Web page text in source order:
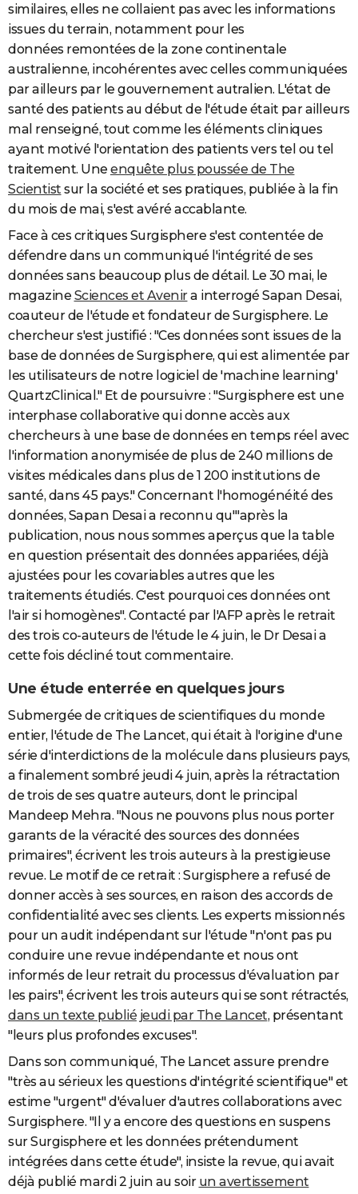
similaires, elles ne collaient pas avec les informations
issues du terrain, notamment pour les
données remontées de la zone continentale
australienne, incohérentes avec celles communiquées
par ailleurs par le gouvernement autralien. L'état de
santé des patients au début de l'étude était par ailleurs
mal renseigné, tout comme les éléments cliniques
ayant motivé l'orientation des patients vers tel ou tel
traitement. Une enquête plus poussée de The
Scientist sur la société et ses pratiques, publiée à la fin
du mois de mai, s'est avéré accablante.
Face à ces critiques Surgisphere s'est contentée de
défendre dans un communiqué l'intégrité de ses
données sans beaucoup plus de détail. Le 30 mai, le
magazine Sciences et Avenira interrogé Sapan Desai,
coauteur de l'étude et fondateur de Surgisphere. Le
chercheur s'est justifié : "Ces données sont issues de la
base de données de Surgisphere, qui est alimentée par
les utilisateurs de notre logiciel de 'machine learning'
QuartzClinical." Et de poursuivre : "Surgisphere est une
interphase collaborative qui donne accès aux
chercheurs à une base de données en temps réel avec
l'information anonymisée de plus de 240 millions de
visites médicales dans plus de 1 200 institutions de
santé, dans 45 pays." Concernant l'homogénéité des
données, Sapan Desai a reconnu qu'"après la
publication, nous nous sommes aperçus que la table
en question présentait des données appariées, déjà
ajustées pour les covariables autres que les
traitements étudiés. C'est pourquoi ces données ont
l'air si homogènes". Contacté par l'AFP après le retrait
des trois co-auteurs de l'étude le 4 juin, le Dr Desai a
cette fois décliné tout commentaire.
Une étude enterrée en quelques jours
Submergée de critiques de scientifiques du monde
entier, l'étude de The Lancet, qui était à l'origine d'une
série d'interdictions de la molécule dans plusieurs pays,
a finalement sombré jeudi 4 juin, après la rétractation
de trois de ses quatre auteurs, dont le principal
Mandeep Mehra. "Nous ne pouvons plus nous porter
garants de la véracité des sources des données
primaires", écrivent les trois auteurs à la prestigieuse
revue. Le motif de ce retrait : Surgisphere a refusé de
donner accès à ses sources, en raison des accords de
confidentialité avec ses clients. Les experts missionnés
pour un audit indépendant sur l'étude "n'ont pas pu
conduire une revue indépendante et nous ont
informés de leur retrait du processus d'évaluation par
les pairs", écrivent les trois auteurs qui se sont rétractés,
dans un texte publié jeudi par The Lancet, présentant
"leurs plus profondes excuses".
Dans son communiqué, The Lancet assure prendre
"très au sérieux les questions d'intégrité scientifique" et
estime "urgent" d'évaluer d'autres collaborations avec
Surgisphere. "Il y a encore des questions en suspens
sur Surgisphere et les données prétendument
intégrées dans cette étude", insiste la revue, qui avait
déjà publié mardi 2 juin au soir un avertissement